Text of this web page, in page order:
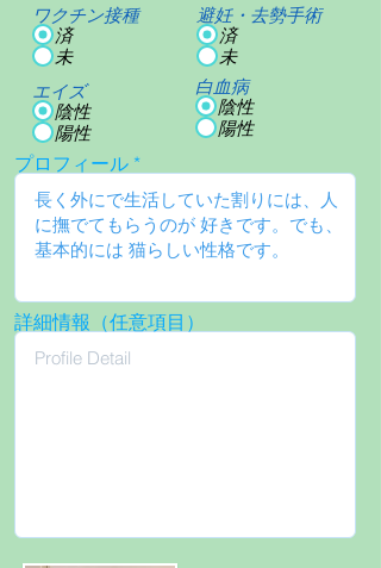
ワクチン接種
済
未
エイズ
陰性
陽性
避妊・去勢手術
済
未
白血病
陰性
陽性
プロフィール
詳細情報（任意項目）